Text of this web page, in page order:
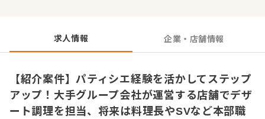
求人情報 企業・店舗情報
【紹介案件】パティシエ経験を活かしてステップ
アップ！大手グループ会社が運営する店舗でデザ
ート調理を担当、将来は料理長やSVなど本部職